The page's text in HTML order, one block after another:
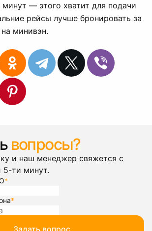
— этого хватит для подачи
рейсы лучше бронировать за
минивэн.
вопросы?
и наш менеджер свяжется с
5-ти минут.
*
*
Задать вопрос